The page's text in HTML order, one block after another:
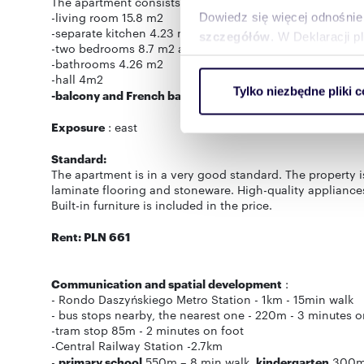
Dowiedz się więcej
szczegółów . W Deklaracji
ruch w naszej witrynie.
reklamowym i
uzyskanymi podczas
Tylko niezbędne pliki
-living room 15.8 m2
-separate kitchen 4.23 m2
-two bedrooms 8.7 m2 and 9.5 m2
-bathrooms 4.26 m2
-hall 4m2
-balcony and French balcony
Exposure : east
Standard:
The apartment is in a very good standard. The
laminate flooring and stoneware. High-quality
Built-in furniture is included in the price.
Rent: PLN 661
Communication and spatial development :
- Rondo Daszyńskiego Metro Station - 1km - 15min walk
- bus stops nearby, the nearest one - 220m - 3 minutes
-tram stop 85m - 2 minutes on foot
-Central Railway Station -2.7km